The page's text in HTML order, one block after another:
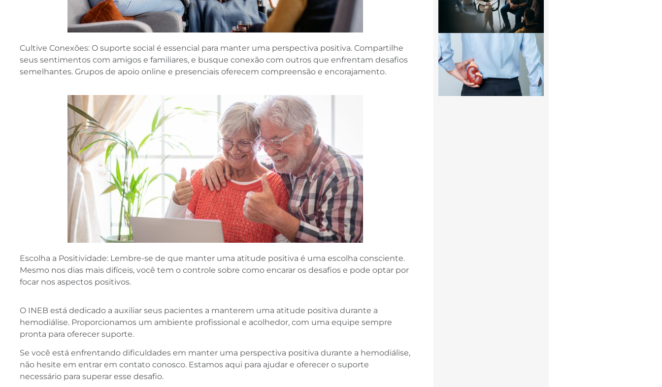
Cultive Conexões: O suporte social é essencial para manter uma perspectiva positiva. Compartilhe
seus sentimentos com amigos e familiares, e busque conexão com outros que enfrentam desafios
semelhantes. Grupos de apoio online e presenciais oferecem compreensão e encorajamento.
Escolha a Positividade: Lembre-se de que manter uma atitude positiva é uma escolha consciente.
Mesmo nos dias mais difíceis, você tem o controle sobre como encarar os desafios e pode optar por
focar nos aspectos positivos.
O INEB está dedicado a auxiliar seus pacientes a manterem uma atitude positiva durante a
hemodiálise. Proporcionamos um ambiente profissional e acolhedor, com uma equipe sempre
pronta para oferecer suporte.
Se você está enfrentando dificuldades em manter uma perspectiva positiva durante a hemodiálise,
não hesite em entrar em contato conosco. Estamos aqui para ajudar e oferecer o suporte
necessário para superar esse desafio.